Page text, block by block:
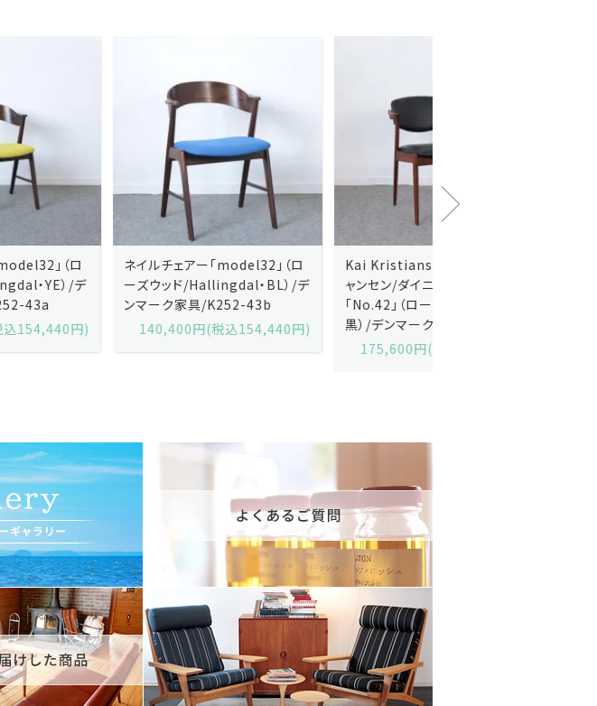
ネイルチェアー「model32」（ロ
ーズウッド/Hallingdal・BL）/デ
ンマーク家具/K252-43b
140,400円(税込154,440円)
Kai Kristiansenカイ・クリスチ
ャンセン/ダイニングチェアー
「No.42」（ローズウッド・レザー
黒）/デンマーク家具/J252-57j
175,600円(税込193,160円)